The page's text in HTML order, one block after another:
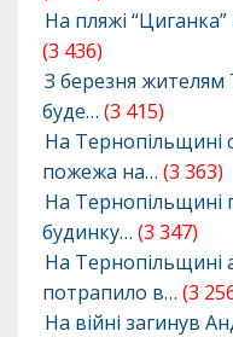
На пляжі
(3 436)
З березня
буде… (3 415)
На Тернопільщині
пожежа на… (3 363)
На Тернопільщині
будинку… (3 347)
На Тернопільщині
потрапило в… (3
На війні загинув